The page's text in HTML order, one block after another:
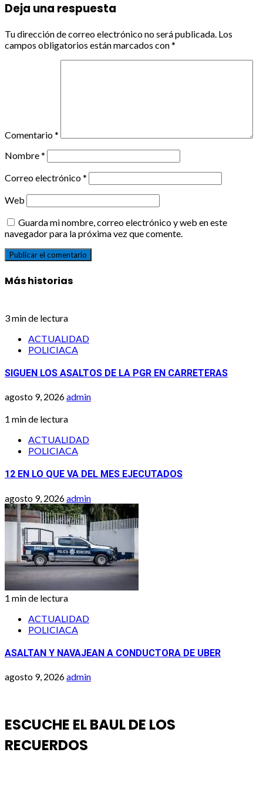
Deja una respuesta
Tu dirección de correo electrónico no será publicada. Los
campos obligatorios están marcados con*
Comentario*
Nombre*
Correo electrónico*
Web
Guarda mi nombre, correo electrónico y web en este
navegador para la próxima vez que comente.
Más historias
3 min de lectura
ACTUALIDAD
POLICIACA
SIGUEN LOS ASALTOS DE LA PGR EN CARRETERAS
agosto 9, 2026admin
1 min de lectura
ACTUALIDAD
POLICIACA
12 EN LO QUE VA DEL MES EJECUTADOS
agosto 9, 2026admin
1 min de lectura
ACTUALIDAD
POLICIACA
ASALTAN Y NAVAJEAN A CONDUCTORA DE UBER
agosto 9, 2026admin
ESCUCHE EL BAUL DE LOS
RECUERDOS